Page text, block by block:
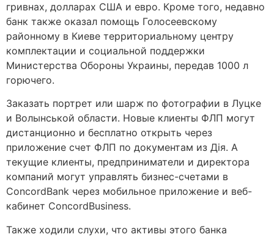
гривнах, долларах США и евро. Кроме того, недавно
банк также оказал помощь Голосеевскому
районному в Киеве территориальному центру
комплектации и социальной поддержки
Министерства Обороны Украины, передав 1000 л
горючего.
Заказать портрет или шарж по фотографии в Луцке
и Волынськой области. Новые клиенты ФЛП могут
дистанционно и бесплатно открыть через
приложение счет ФЛП по документам из Дія. А
текущие клиенты, предприниматели и директора
компаний могут управлять бизнес-счетами в
ConcordBank через мобильное приложение и веб-
кабинет ConcordBusiness.
Также ходили слухи, что активы этого банка